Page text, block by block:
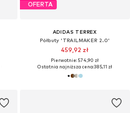
OFERTA
ADIDAS TERREX
Półbuty 'TRAILMAKER 2.0'
459,92 zł
Pierwotnie: 574,90 zł
Ostatnia najniższa cena:385,11 zł